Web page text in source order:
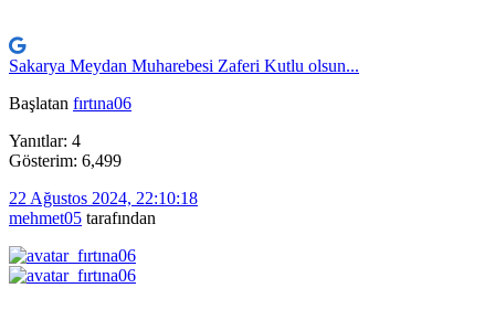
Sakarya Meydan Muharebesi Zaferi Kutlu olsun...
Başlatan fırtına06
Yanıtlar: 4
Gösterim: 6,499
22 Ağustos 2024, 22:10:18
mehmet05 tarafından